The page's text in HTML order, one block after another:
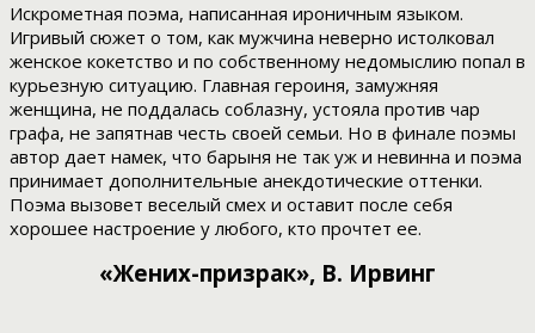
Искрометная поэма, написанная ироничным языком.
Игривый сюжет о том, как мужчина неверно истолковал
женское кокетство и по собственному недомыслию попал в
курьезную ситуацию. Главная героиня, замужняя
женщина, не поддалась соблазну, устояла против чар
графа, не запятнав честь своей семьи. Но в финале поэмы
автор дает намек, что барыня не так уж и невинна и поэма
принимает дополнительные анекдотические оттенки.
Поэма вызовет веселый смех и оставит после себя
хорошее настроение у любого, кто прочтет ее.
«Жених-призрак», В. Ирвинг